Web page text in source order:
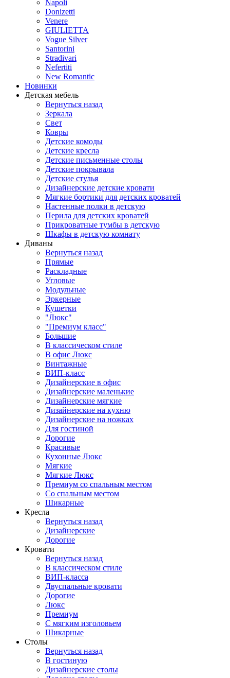
Napoli
Donizetti
Venere
GIULIETTA
Vogue Silver
Santorini
Stradivari
Nefertiti
New Romantic
Новинки
Детская мебель
Вернуться назад
Зеркала
Свет
Ковры
Детские комоды
Детские кресла
Детские письменные столы
Детские покрывала
Детские стулья
Дизайнерские детские кровати
Мягкие бортики для детских кроватей
Настенные полки в детскую
Перила для детских кроватей
Прикроватные тумбы в детскую
Шкафы в детскую комнату
Диваны
Вернуться назад
Прямые
Раскладные
Угловые
Модульные
Эркерные
Кушетки
"Люкс"
"Премиум класс"
Большие
В классическом стиле
В офис Люкс
Винтажные
ВИП-класс
Дизайнерские в офис
Дизайнерские маленькие
Дизайнерские мягкие
Дизайнерские на кухню
Дизайнерские на ножках
Для гостиной
Дорогие
Красивые
Кухонные Люкс
Мягкие
Мягкие Люкс
Премиум со спальным местом
Со спальным местом
Шикарные
Кресла
Вернуться назад
Дизайнерские
Дорогие
Кровати
Вернуться назад
В классическом стиле
ВИП-класса
Двуспальные кровати
Дорогие
Люкс
Премиум
С мягким изголовьем
Шикарные
Столы
Вернуться назад
В гостиную
Дизайнерские столы